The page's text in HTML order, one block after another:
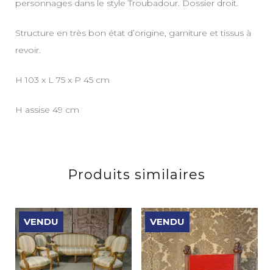
personnages dans le style Troubadour. Dossier droit.
Structure en très bon état d’origine, garniture et tissus à
revoir.
H 103 x L 75 x P 45 cm
H assise 49 cm
Produits similaires
VENDU VENDU